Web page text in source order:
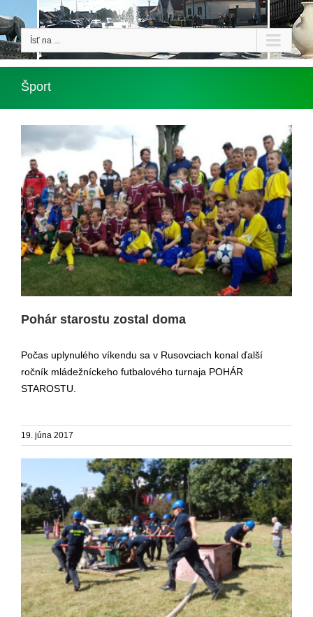
Ísť na ...
Šport
Pohár starostu zostal doma
Pohár starostu zostal doma
Počas uplynulého víkendu sa v Rusovciach konal ďalší
ročník mládežníckeho futbalového turnaja POHÁR
STAROSTU.
19. júna 2017
Posledná augustová sobota patrila v parku dobrovoľným
hasičom